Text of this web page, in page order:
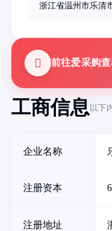
工商信息以下
企业名称
注册资本
注册地址
浙江省温州市乐清
前往爱采购